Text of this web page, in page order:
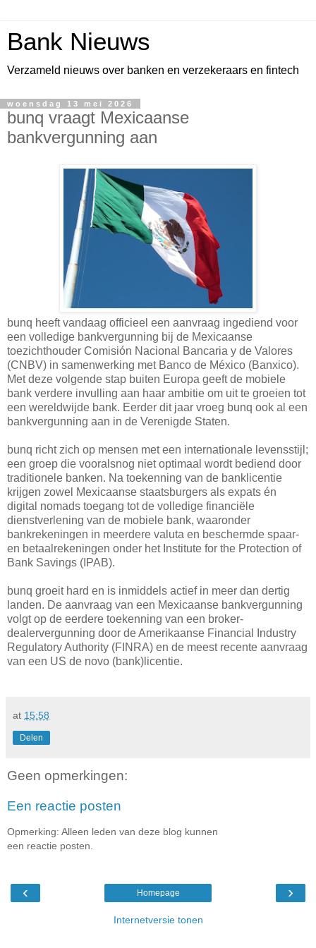
Bank Nieuws
Verzameld nieuws over banken en verzekeraars en fintech
woensdag 13 mei 2026
bunq vraagt Mexicaanse
bankvergunning aan
bunq heeft vandaag officieel een aanvraag ingediend voor
een volledige bankvergunning bij de Mexicaanse
toezichthouder Comisión Nacional Bancaria y de Valores
(CNBV) in samenwerking met Banco de México (Banxico).
Met deze volgende stap buiten Europa geeft de mobiele
bank verdere invulling aan haar ambitie om uit te groeien tot
een wereldwijde bank. Eerder dit jaar vroeg bunq ook al een
bankvergunning aan in de Verenigde Staten.
bunq richt zich op mensen met een internationale levensstijl;
een groep die vooralsnog niet optimaal wordt bediend door
traditionele banken. Na toekenning van de banklicentie
krijgen zowel Mexicaanse staatsburgers als expats én
digital nomads toegang tot de volledige financiële
dienstverlening van de mobiele bank, waaronder
bankrekeningen in meerdere valuta en beschermde spaar-
en betaalrekeningen onder het Institute for the Protection of
Bank Savings (IPAB).
bunq groeit hard en is inmiddels actief in meer dan dertig
landen. De aanvraag van een Mexicaanse bankvergunning
volgt op de eerdere toekenning van een broker-
dealervergunning door de Amerikaanse Financial Industry
Regulatory Authority (FINRA) en de meest recente aanvraag
van een US de novo (bank)licentie.
at 15:58
Delen
Geen opmerkingen:
Een reactie posten
Opmerking: Alleen leden van deze blog kunnen
een reactie posten.
‹ ›
Homepage
Internetversie tonen